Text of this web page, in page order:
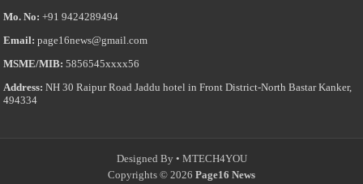
Mo. No: +91 9424289494
Email: page16news@gmail.com
MSME/MIB: 5856545xxxx56
Address: NH 30 Raipur Road Jaddu hotel in Front District-North Bastar Kanker,
494334
Designed By • MTECH4YOU
Copyrights © 2026 Page16 News